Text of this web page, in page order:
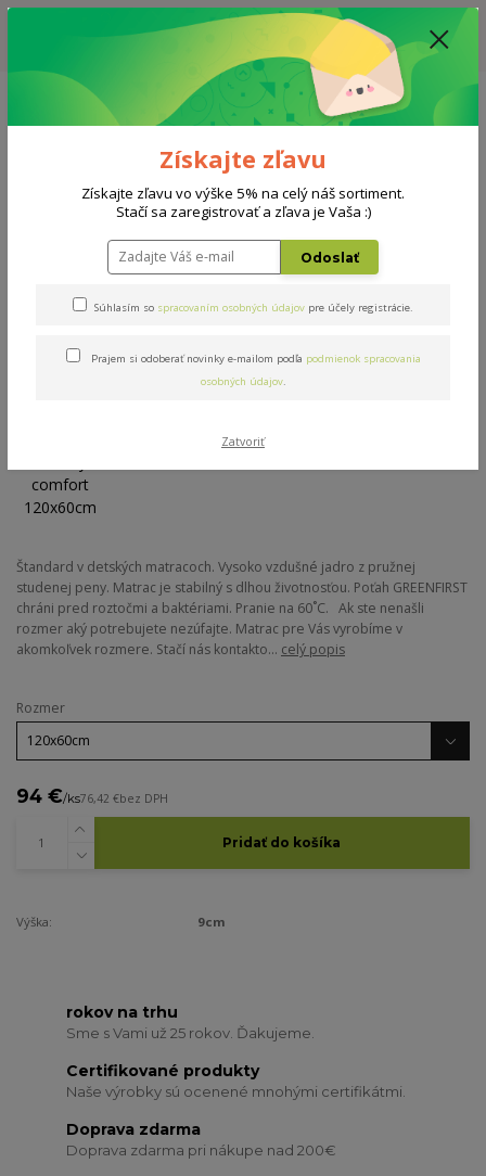
ZĽAVA: VŠETKY VYSTAVENÉ POSTELE ZA 400€ - CENA MATRACU A ROŠTU
PODĽA VÝBERU / DODACIA LEHOTA JE AKTUÁLNE 10-15 PRACOVNÝCH
Menu
0908 777 700 Po-So: 10-18 hod.
0
Matrace Baby comfort 120x60cm
Baby comfort 120x60cm
Štandard v detských matracoch. Vysoko vzdušné jadro z pružnej
studenej peny. Matrac je stabilný s dlhou životnosťou. Poťah GREENFIRST
chráni pred roztočmi a baktériami. Pranie na 60˚C. Ak ste nenašli
rozmer aký potrebujete nezúfajte. Matrac pre Vás vyrobíme v
akomkoľvek rozmere. Stačí nás kontakto... celý popis
Rozmer
94 €/ks76,42 €bez DPH
Pridať do košíka
Výška: 9cm
rokov na trhu
Sme s Vami už 25 rokov. Ďakujeme.
Certifikované produkty
Naše výrobky sú ocenené mnohými certifikátmi.
Doprava zdarma
Doprava zdarma pri nákupe nad 200€
Získajte zľavu
Získajte zľavu vo výške 5% na celý náš sortiment.
Stačí sa zaregistrovať a zľava je Vaša :)
Odoslať
Súhlasím so spracovaním osobných údajov pre účely registrácie.
Prajem si odoberať novinky e-mailom podľa podmienok spracovania
osobných údajov.
Zatvoriť